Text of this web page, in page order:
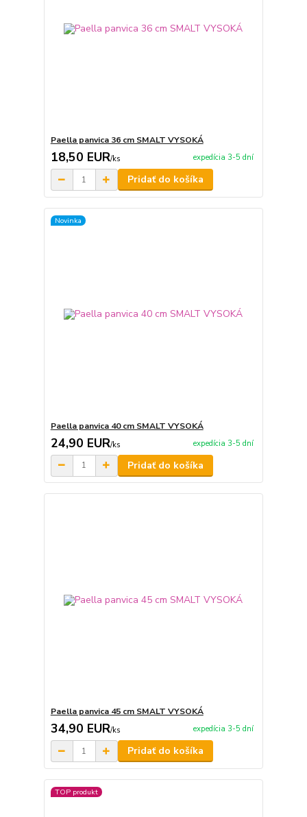
Paella panvica 36 cm SMALT VYSOKÁ
18,50 EUR/ks expedícia 3-5 dní
Pridať do košíka
Novinka
Paella panvica 40 cm SMALT VYSOKÁ
24,90 EUR/ks expedícia 3-5 dní
Pridať do košíka
Paella panvica 45 cm SMALT VYSOKÁ
34,90 EUR/ks expedícia 3-5 dní
Pridať do košíka
TOP produkt